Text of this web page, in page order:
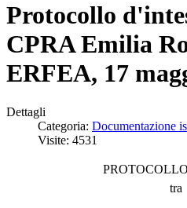
Protocollo
CPRA Emilia
ERFEA, 17
Dettagli
Categoria: Documentazione
Visite: 4531
tra